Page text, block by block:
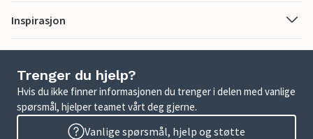
Inspirasjon
Trenger du hjelp?
Hvis du ikke finner informasjonen du trenger i delen med vanlige
spørsmål, hjelper teamet vårt deg gjerne.
Vanlige spørsmål, hjelp og støtte